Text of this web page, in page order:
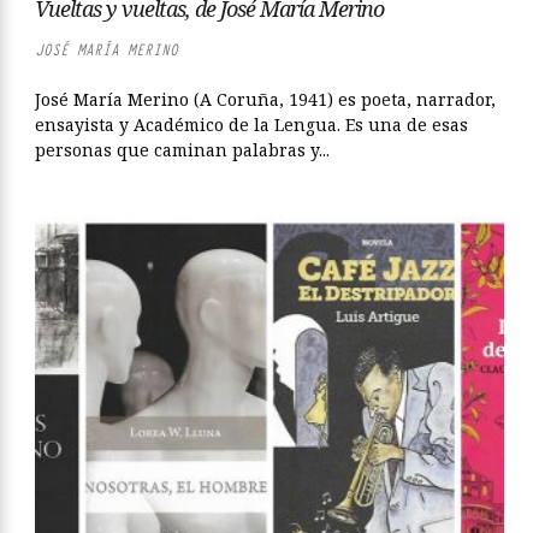
Vueltas y vueltas, de José María Merino
JOSÉ MARÍA MERINO
José María Merino (A Coruña, 1941) es poeta, narrador,
ensayista y Académico de la Lengua. Es una de esas
personas que caminan palabras y...